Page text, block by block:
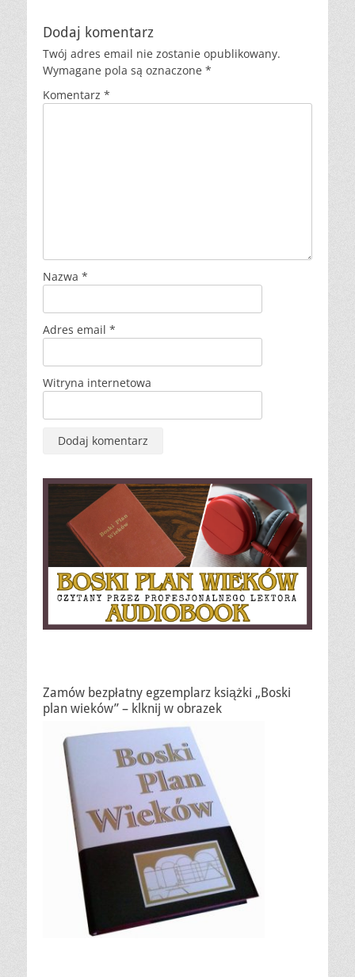
Dodaj komentarz
Twój adres email nie zostanie opublikowany.
Wymagane pola są oznaczone *
Komentarz *
Nazwa *
Adres email *
Witryna internetowa
Zamów bezpłatny egzemplarz książki „Boski
plan wieków” – klknij w obrazek